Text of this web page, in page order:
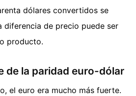
dólares convertidos se
diferencia de precio puede ser
producto.
de la paridad euro-dólar
el euro era mucho más fuerte.